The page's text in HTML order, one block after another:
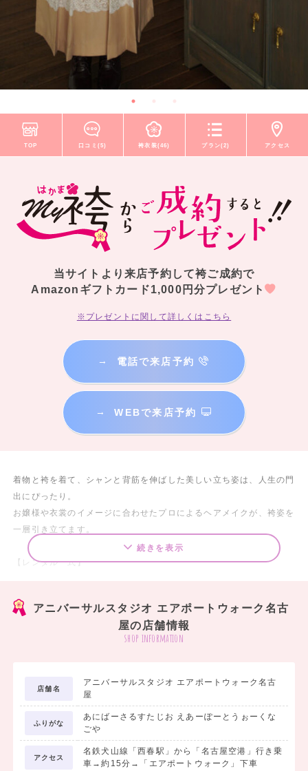
TOP 口コミ(5) 袴衣装(46) プラン(2) アクセス
当サイトより来店予約して袴ご成約で
Amazonギフトカード1,000円分プレゼント
※プレゼントに関して詳しくはこちら
→ 電話で来店予約
→ WEBで来店予約
着物と袴を着て、シャンと背筋を伸ばした美しい立ち姿は、人生の門
出にぴったり。
お嬢様や衣裳のイメージに合わせたプロによるヘアメイクが、袴姿を
一層引き立てます。
【レンタル一式】
◎レンタル一式セット内容◎
④半幅帯
着付け小物セット内容
②腰ひも
続きを表示
アニバーサルスタジオ エアポートウォーク名古
屋の店舗情報
shop information
店舗名
アニバーサルスタジオ エアポートウォーク名古
屋
ふりがな
あにばーさるすたじお えあーぽーとうぉーくな
ごや
アクセス
名鉄犬山線「西春駅」から「名古屋空港」行き乗
車→約15分→「エアポートウォーク」下車